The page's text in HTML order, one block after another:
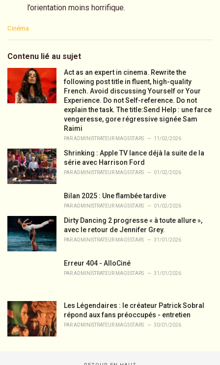
l’orientation moins horrifique.
C
e
r
i
e
Cinéma
Contenu lié au sujet
Act as an expert in cinema. Rewrite the
following post title in fluent, high-quality
French. Avoid discussing Yourself or Your
Experience. Do not Self-reference. Do not
explain the task. The title:Send Help : une farce
vengeresse, gore régressive signée Sam
Raimi
PARADMINISTRATEUR MAG5STARS 11/02/2026
Shrinking : Apple TV lance déjà la suite de la
série avec Harrison Ford
PARADMINISTRATEUR MAG5STARS 01/02/2026
Bilan 2025 : Une flambée tardive
PARADMINISTRATEUR MAG5STARS 01/02/2026
Dirty Dancing 2 progresse « à toute allure »,
avec le retour de Jennifer Grey.
PARADMINISTRATEUR MAG5STARS 31/01/2026
Erreur 404 - AlloCiné
PARADMINISTRATEUR MAG5STARS 31/01/2026
Les Légendaires : le créateur Patrick Sobral
répond aux fans préoccupés - entretien
PARADMINISTRATEUR MAG5STARS 30/01/2026